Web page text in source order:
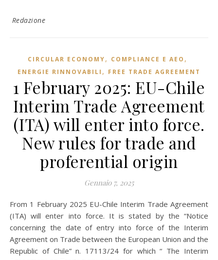
Redazione
CIRCULAR ECONOMY, COMPLIANCE E AEO ,
ENERGIE RINNOVABILI , FREE TRADE AGREEMENT
1 February 2025: EU-Chile
Interim Trade Agreement
(ITA) will enter into force.
New rules for trade and
proferential origin
Gennaio 7, 2025
From 1 February 2025 EU-Chile Interim Trade Agreement
(ITA) will enter into force. It is stated by the “Notice
concerning the date of entry into force of the Interim
Agreement on Trade between the European Union and the
Republic of Chile” n. 17113/24 for which “ The Interim